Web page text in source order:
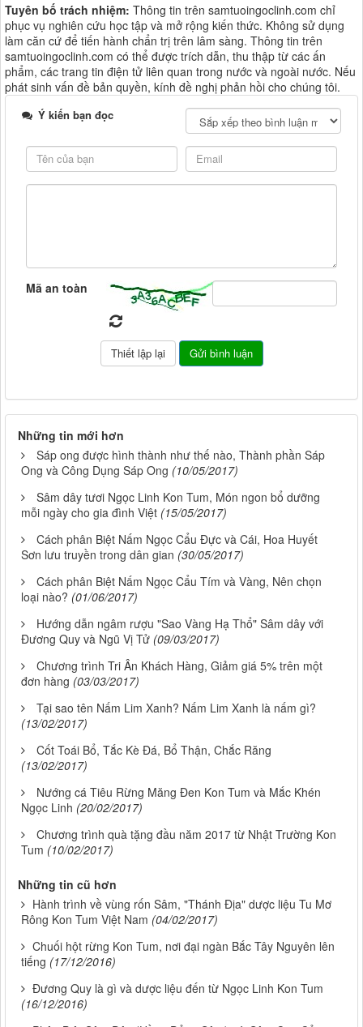
Tuyên bố trách nhiệm: Thông tin trên samtuoingoclinh.com chỉ
phục vụ nghiên cứu học tập và mở rộng kiến thức. Không sử dụng
làm căn cứ để tiến hành chẩn trị trên lâm sàng. Thông tin trên
samtuoingoclinh.com có thể được trích dẫn, thu thập từ các ấn
phẩm, các trang tin điện tử liên quan trong nước và ngoài nước. Nếu
phát sinh vấn đề bản quyền, kính đề nghị phản hồi cho chúng tôi.
Ý kiến bạn đọc
Mã an toàn
Những tin mới hơn
Sáp ong được hình thành như thế nào, Thành phần Sáp
Ong và Công Dụng Sáp Ong (10/05/2017)
Sâm dây tươi Ngọc Linh Kon Tum, Món ngon bổ dưỡng
mỗi ngày cho gia đình Việt (15/05/2017)
Cách phân Biệt Nấm Ngọc Cẩu Đực và Cái, Hoa Huyết
Sơn lưu truyền trong dân gian (30/05/2017)
Cách phân Biệt Nấm Ngọc Cẩu Tím và Vàng, Nên chọn
loại nào? (01/06/2017)
Hướng dẫn ngâm rượu "Sao Vàng Hạ Thổ" Sâm dây với
Đương Quy và Ngũ Vị Tử (09/03/2017)
Chương trình Tri Ân Khách Hàng, Giảm giá 5% trên một
đơn hàng (03/03/2017)
Tại sao tên Nấm Lim Xanh? Nấm Lim Xanh là nấm gì?
(13/02/2017)
Cốt Toái Bổ, Tắc Kè Đá, Bổ Thận, Chắc Răng
(13/02/2017)
Nướng cá Tiêu Rừng Măng Đen Kon Tum và Mắc Khén
Ngọc Linh (20/02/2017)
Chương trình quà tặng đầu năm 2017 từ Nhật Trường Kon
Tum (10/02/2017)
Những tin cũ hơn
Hành trình về vùng rốn Sâm, "Thánh Địa" dược liệu Tu Mơ
Rông Kon Tum Việt Nam (04/02/2017)
Chuối hột rừng Kon Tum, nơi đại ngàn Bắc Tây Nguyên lên
tiếng (17/12/2016)
Đương Quy là gì và dược liệu đến từ Ngọc Linh Kon Tum
(16/12/2016)